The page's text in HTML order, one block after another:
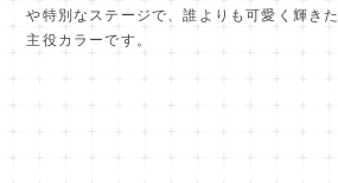
や特別なステージで、誰よりも可愛く輝き
主役カラーです。